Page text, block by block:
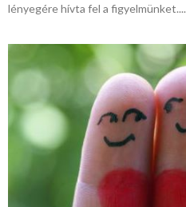
lényegére hívta fel a figyelmünket....